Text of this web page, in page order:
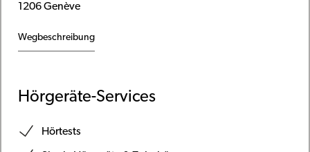
1206 Genève
Wegbeschreibung
Hörgeräte-Services
Hörtests